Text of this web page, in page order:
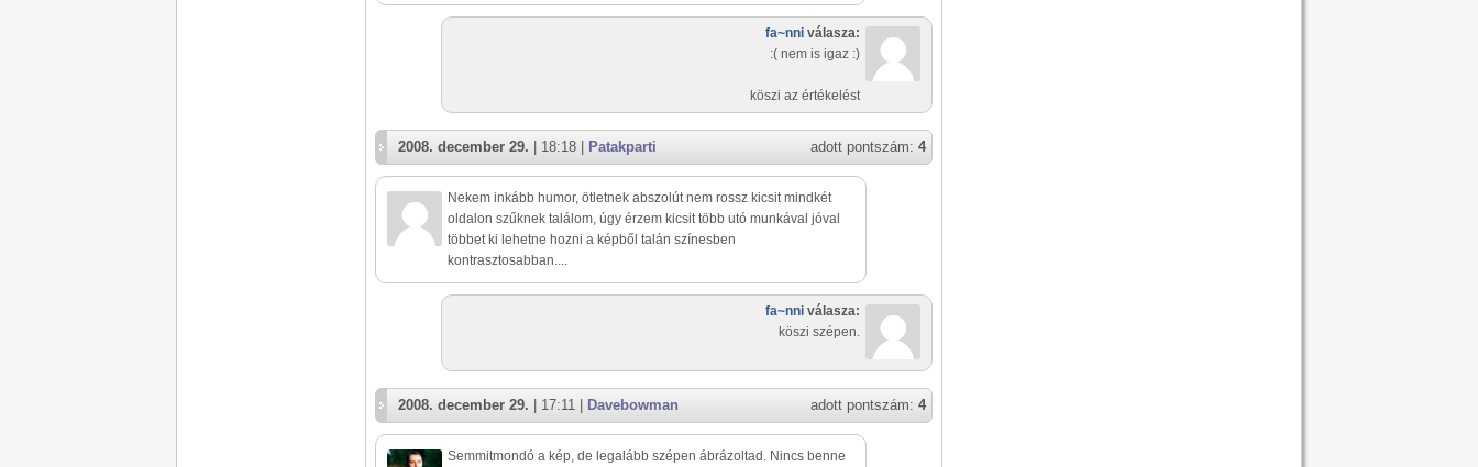
fa~nni válasza:
:( nem is igaz :)
köszi az értékelést
adott pontszám: 4
2008. december 29. | 18:18 | Patakparti
Nekem inkább humor, ötletnek abszolút nem rossz kicsit mindkét
oldalon szűknek találom, úgy érzem kicsit több utó munkával jóval
többet ki lehetne hozni a képből talán színesben
kontrasztosabban....
fa~nni válasza:
köszi szépen.
adott pontszám: 4
2008. december 29. | 17:11 | Davebowman
Semmitmondó a kép, de legalább szépen ábrázoltad. Nincs benne